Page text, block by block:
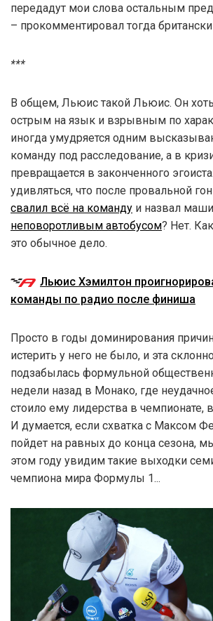
передадут мои слова остальным
– прокомментировал тогда
***
В общем, Льюис такой Льюис. Он
острым на язык и взрывным по
иногда умудряется одним
команду под расследование, а в
превращается в законченного
удивляться, что после провальной
свалил всё на команду и назвал
неповоротливым автобусом? Нет.
это обычное дело.
Льюис Хэмилтон
команды по радио после финиша
Просто в годы доминирования
истерить у него не было, и эта
подзабылась формульной
недели назад в Монако, где
стоило ему лидерства в чемпионате,
И думается, если схватка с Максом
пойдет на равных до конца сезона,
этом году увидим такие выходки
чемпиона мира Формулы 1...